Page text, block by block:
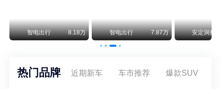
智电出行 8.18万 智电出行 7.87万 安定洞察
热门品牌 近期新车 车市推荐 爆款SUV